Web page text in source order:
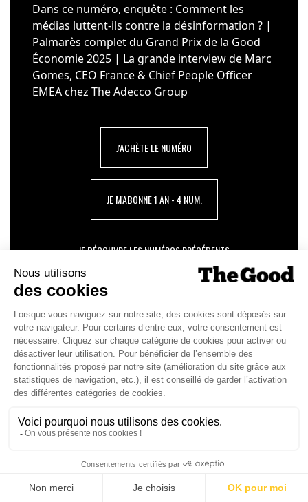
Dans ce numéro, enquête : Comment les
médias luttent-ils contre la désinformation ? |
Palmarès complet du Grand Prix de la Good
Économie 2025 | La grande interview de Marc
Gomes, CEO France & Chief People Officer
EMEA chez The Adecco Group
J'ACHÈTE LE NUMÉRO
JE M'ABONNE 1 AN - 4 NUM.
JE DÉCOUVRE LES NUMÉROS PRÉCÉDENTS
Je suis déjà abonné(e) :
version digitale
SUIVEZ-NOUS